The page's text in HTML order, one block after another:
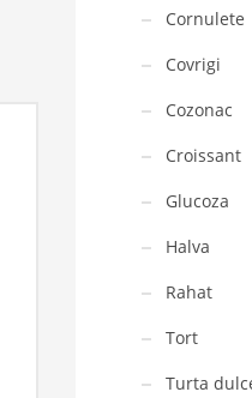
Cornulete
Covrigi
Cozonac
Croissant
Glucoza
Halva
Rahat
Tort
Turta